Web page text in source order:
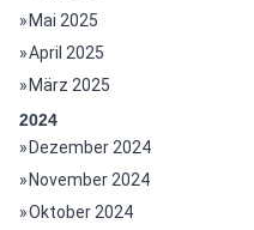
Mai 2025
April 2025
März 2025
2024
Dezember 2024
November 2024
Oktober 2024